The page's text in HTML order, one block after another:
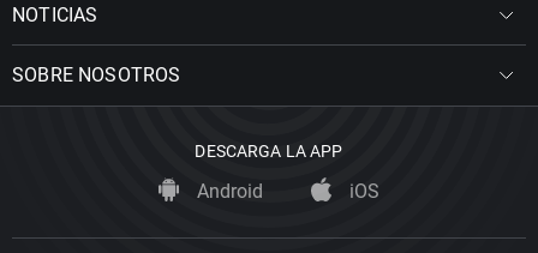
NOTICIAS
SOBRE NOSOTROS
DESCARGA LA APP
Android iOS